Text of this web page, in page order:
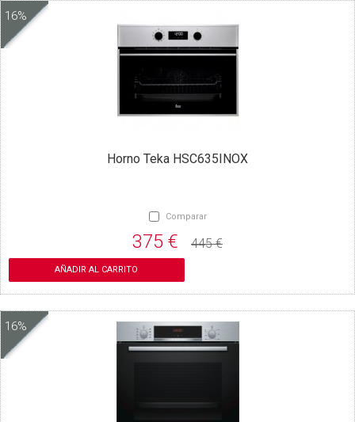
16%
Horno Teka HSC635INOX
Comparar
375 € 445 €
AÑADIR AL CARRITO
16%